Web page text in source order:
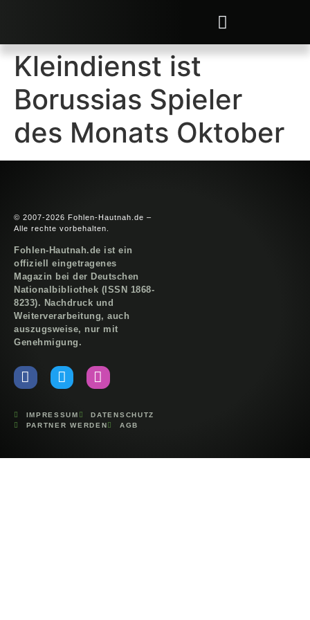
Kleindienst ist
Borussias Spieler
des Monats Oktober
© 2007-2026 Fohlen-Hautnah.de –
Alle rechte vorbehalten.
Fohlen-Hautnah.de ist ein
offiziell eingetragenes
Magazin bei der Deutschen
Nationalbibliothek (ISSN 1868-
8233). Nachdruck und
Weiterverarbeitung, auch
auszugsweise, nur mit
Genehmigung.
IMPRESSUM
DATENSCHUTZ
PARTNER WERDEN
AGB